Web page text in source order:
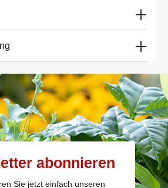
abonnieren
Sie jetzt einfach unseren